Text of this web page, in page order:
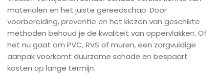
materialen en het juiste gereedschap. Door
voorbereiding, preventie en het kiezen van geschikte
methoden behoud je de kwaliteit van oppervlakken. Of
het nu gaat om PVC, RVS of muren, een zorgvuldige
aanpak voorkomt duurzame schade en bespaart
kosten op lange termijn.